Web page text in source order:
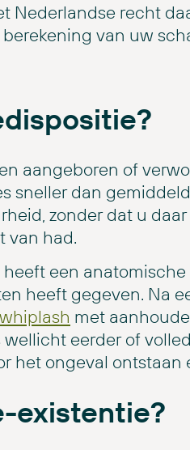
Nederlandse recht
van uw
aangeboren of
sneller dan
zonder dat u
van had.
heeft een
heeft gegeven. Na
whiplash met
eerder of
het ongeval ontstaan
existentie?